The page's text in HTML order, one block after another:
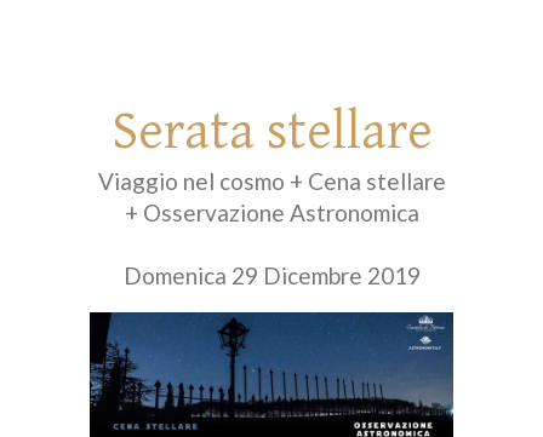
Serata stellare
Viaggio nel cosmo + Cena stellare
+ Osservazione Astronomica
Domenica 29 Dicembre 2019